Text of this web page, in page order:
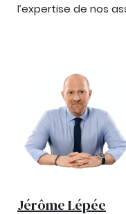
l’expertise de nos
Jérôme Lépée